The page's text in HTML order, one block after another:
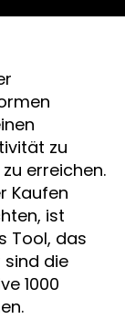
zu
erreichen.
Kaufen
ist
Tool, das
sind die
1000